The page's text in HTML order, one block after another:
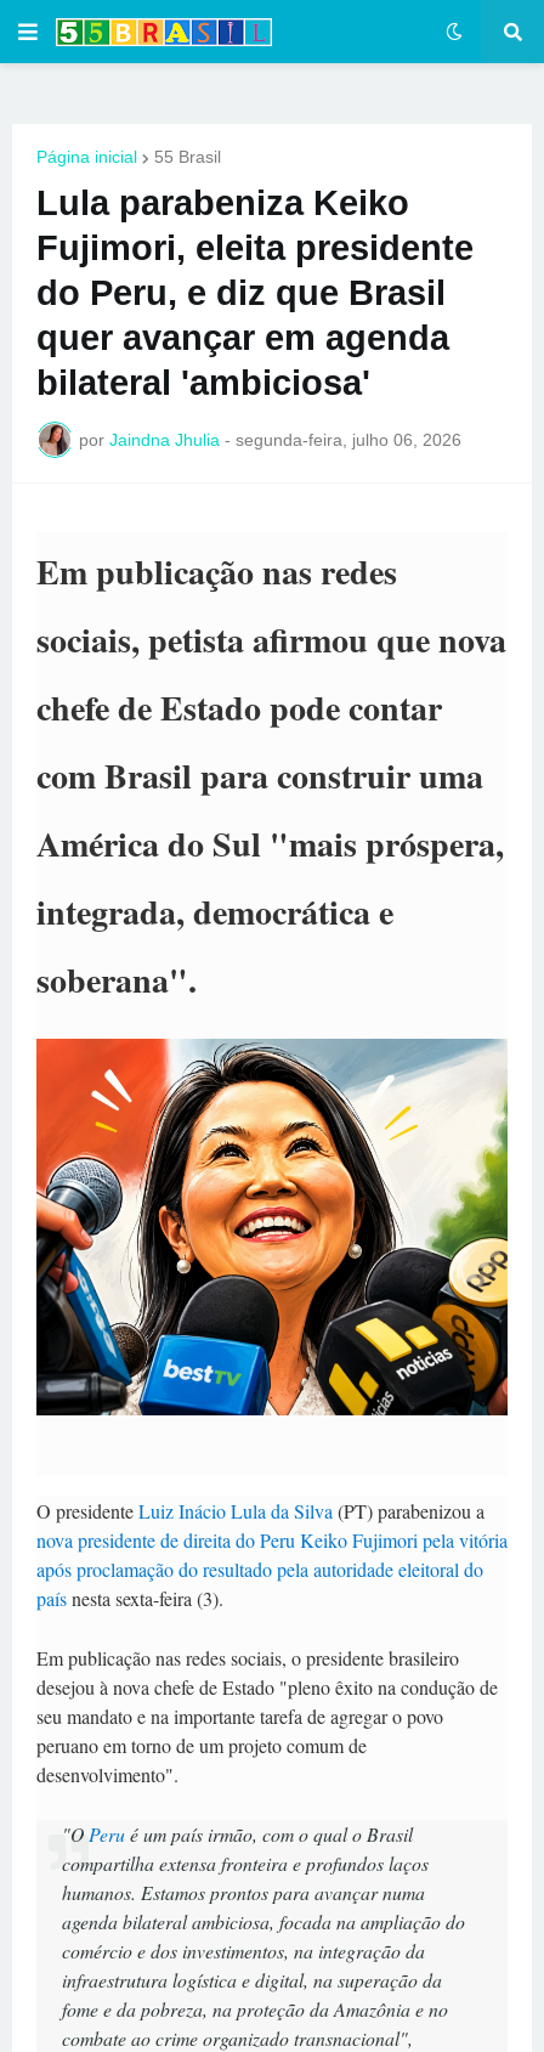
Página inicial 55 Brasil
Lula parabeniza Keiko
Fujimori, eleita presidente
do Peru, e diz que Brasil
quer avançar em agenda
bilateral 'ambiciosa'
por Jaindna Jhulia - segunda-feira, julho 06, 2026
Em publicação nas redes
sociais, petista afirmou que nova
chefe de Estado pode contar
com Brasil para construir uma
América do Sul "mais próspera,
integrada, democrática e
soberana".
O presidenteLuiz Inácio Lula da Silva (PT) parabenizou a
nova presidente de direita do Peru Keiko Fujimori pela vitória
após proclamação do resultado pela autoridade eleitoral do
paísnesta sexta-feira (3).
Em publicação nas redes sociais, o presidente brasileiro
desejou à nova chefe de Estado "pleno êxito na condução de
seu mandato e na importante tarefa de agregar o povo
peruano em torno de um projeto comum de
desenvolvimento".
"O Perué um país irmão, com o qual o Brasil
compartilha extensa fronteira e profundos laços
humanos. Estamos prontos para avançar numa
agenda bilateral ambiciosa, focada na ampliação do
comércio e dos investimentos, na integração da
infraestrutura logística e digital, na superação da
fome e da pobreza, na proteção da Amazônia e no
combate ao crime organizado transnacional",